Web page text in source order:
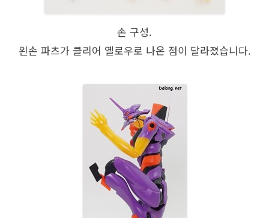
손 구성.
왼손 파츠가 클리어 옐로우로 나온 점이 달라졌습니다.